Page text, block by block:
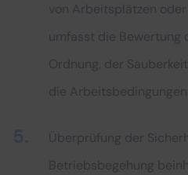
von Arbeitsplätzen
umfasst die Bewertung
Ordnung, der
die
Überprüfung der
Betriebsbegehung